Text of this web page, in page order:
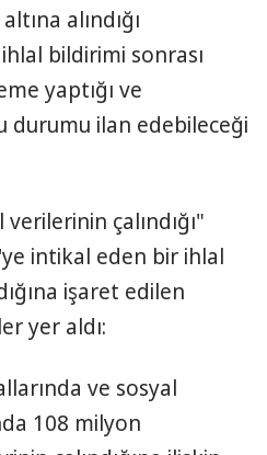
alındığı
bildirimi sonrası
yaptığı ve
durumu ilan edebileceği
çalındığı"
intikal eden bir ihlal
işaret edilen
yer aldı:
ve sosyal
108 milyon